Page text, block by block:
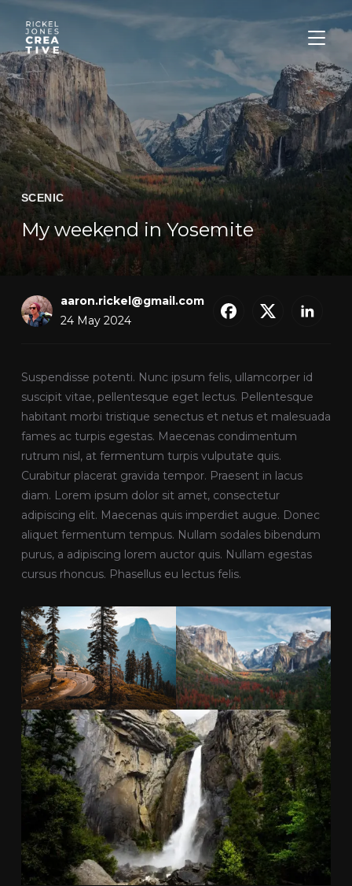
SCENIC
My weekend in Yosemite
aaron.rickel@gmail.com
24 May 2024
Suspendisse potenti. Nunc ipsum felis, ullamcorper id
suscipit vitae, pellentesque eget lectus. Pellentesque
habitant morbi tristique senectus et netus et malesuada
fames ac turpis egestas. Maecenas condimentum
rutrum nisl, at fermentum turpis vulputate quis.
Curabitur placerat gravida tempor. Praesent in lacus
diam. Lorem ipsum dolor sit amet, consectetur
adipiscing elit. Maecenas quis imperdiet augue. Donec
aliquet fermentum tempus. Nullam sodales bibendum
purus, a adipiscing lorem auctor quis. Nullam egestas
cursus rhoncus. Phasellus eu lectus felis.